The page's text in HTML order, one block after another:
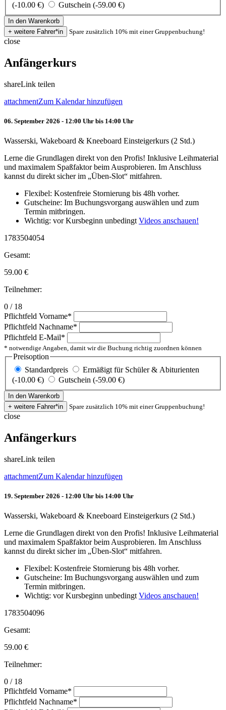
(-10.00 €)
Gutschein (-59.00 €)
Spare zusätzlich 10% mit einer Gruppenbuchung!
close
Anfängerkurs
shareLink teilen
attachmentZum Kalendar hinzufügen
06. September 2026 - 12:00 Uhr bis 14:00 Uhr
Wasserski, Wakeboard & Kneeboard Einsteigerkurs (2 Std.)
Lerne die Grundlagen direkt von den Profis! Inklusive Leihmaterial
und maximalem Spaßfaktor beim Ausprobieren. Im Anschluss
kannst du direkt sicher im „Üben-Slot“ mitfahren.
Flexibel: Kostenfreie Stornierung bis 48h vorher.
Gutscheine: Im Buchungsvorgang auswählen und zum
Termin mitbringen.
Wichtig: vor Kursbeginn unbedingtVideos anschauen!
1783504054
Gesamt:
59.00 €
Teilnehmer:
0 / 18
Pflichtfeld Vorname*
Pflichtfeld Nachname*
Pflichtfeld E-Mail*
* notwendige Angaben, damit wir die Buchung richtig zuordnen können
Preisoption
Standardpreis
Ermäßigt für Schüler & Abiturienten
(-10.00 €)
Gutschein (-59.00 €)
Spare zusätzlich 10% mit einer Gruppenbuchung!
close
Anfängerkurs
shareLink teilen
attachmentZum Kalendar hinzufügen
19. September 2026 - 12:00 Uhr bis 14:00 Uhr
Wasserski, Wakeboard & Kneeboard Einsteigerkurs (2 Std.)
Lerne die Grundlagen direkt von den Profis! Inklusive Leihmaterial
und maximalem Spaßfaktor beim Ausprobieren. Im Anschluss
kannst du direkt sicher im „Üben-Slot“ mitfahren.
Flexibel: Kostenfreie Stornierung bis 48h vorher.
Gutscheine: Im Buchungsvorgang auswählen und zum
Termin mitbringen.
Wichtig: vor Kursbeginn unbedingt Videos anschauen!
1783504096
Gesamt:
59.00 €
Teilnehmer:
0 / 18
Pflichtfeld Vorname*
Pflichtfeld Nachname*